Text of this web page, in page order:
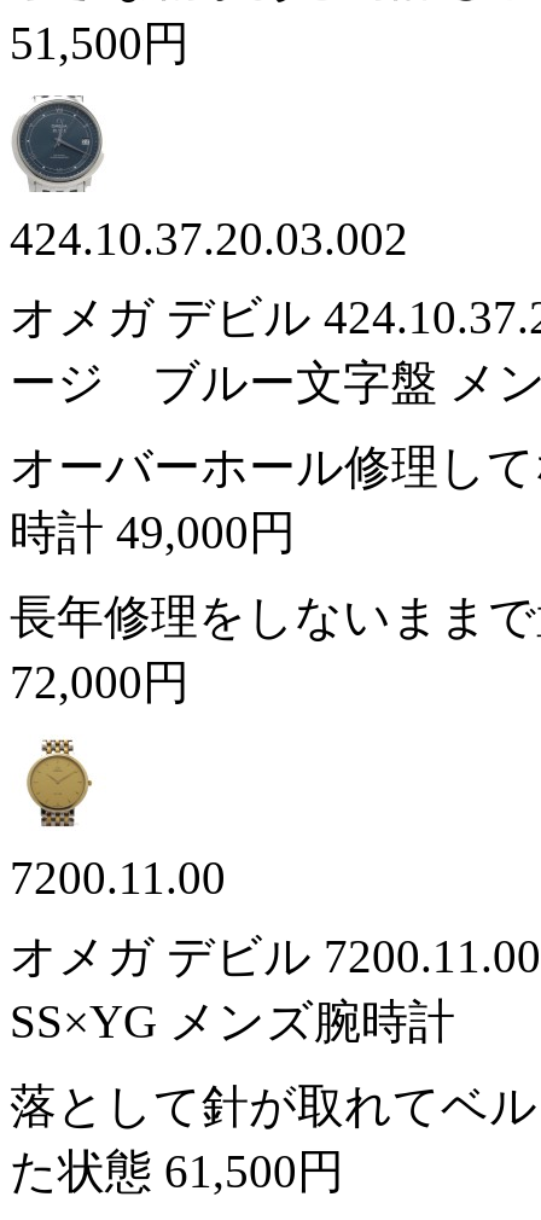
51,500円
424.10.37.20.03.002
オメガ デビル
ージ ブルー文字盤 メ
オーバーホール修理し
時計 49,000円
長年修理をしないまま
72,000円
7200.11.00
オメガ デビル
SS×YG メンズ腕時計
落として針が取れてベ
た状態 61,500円